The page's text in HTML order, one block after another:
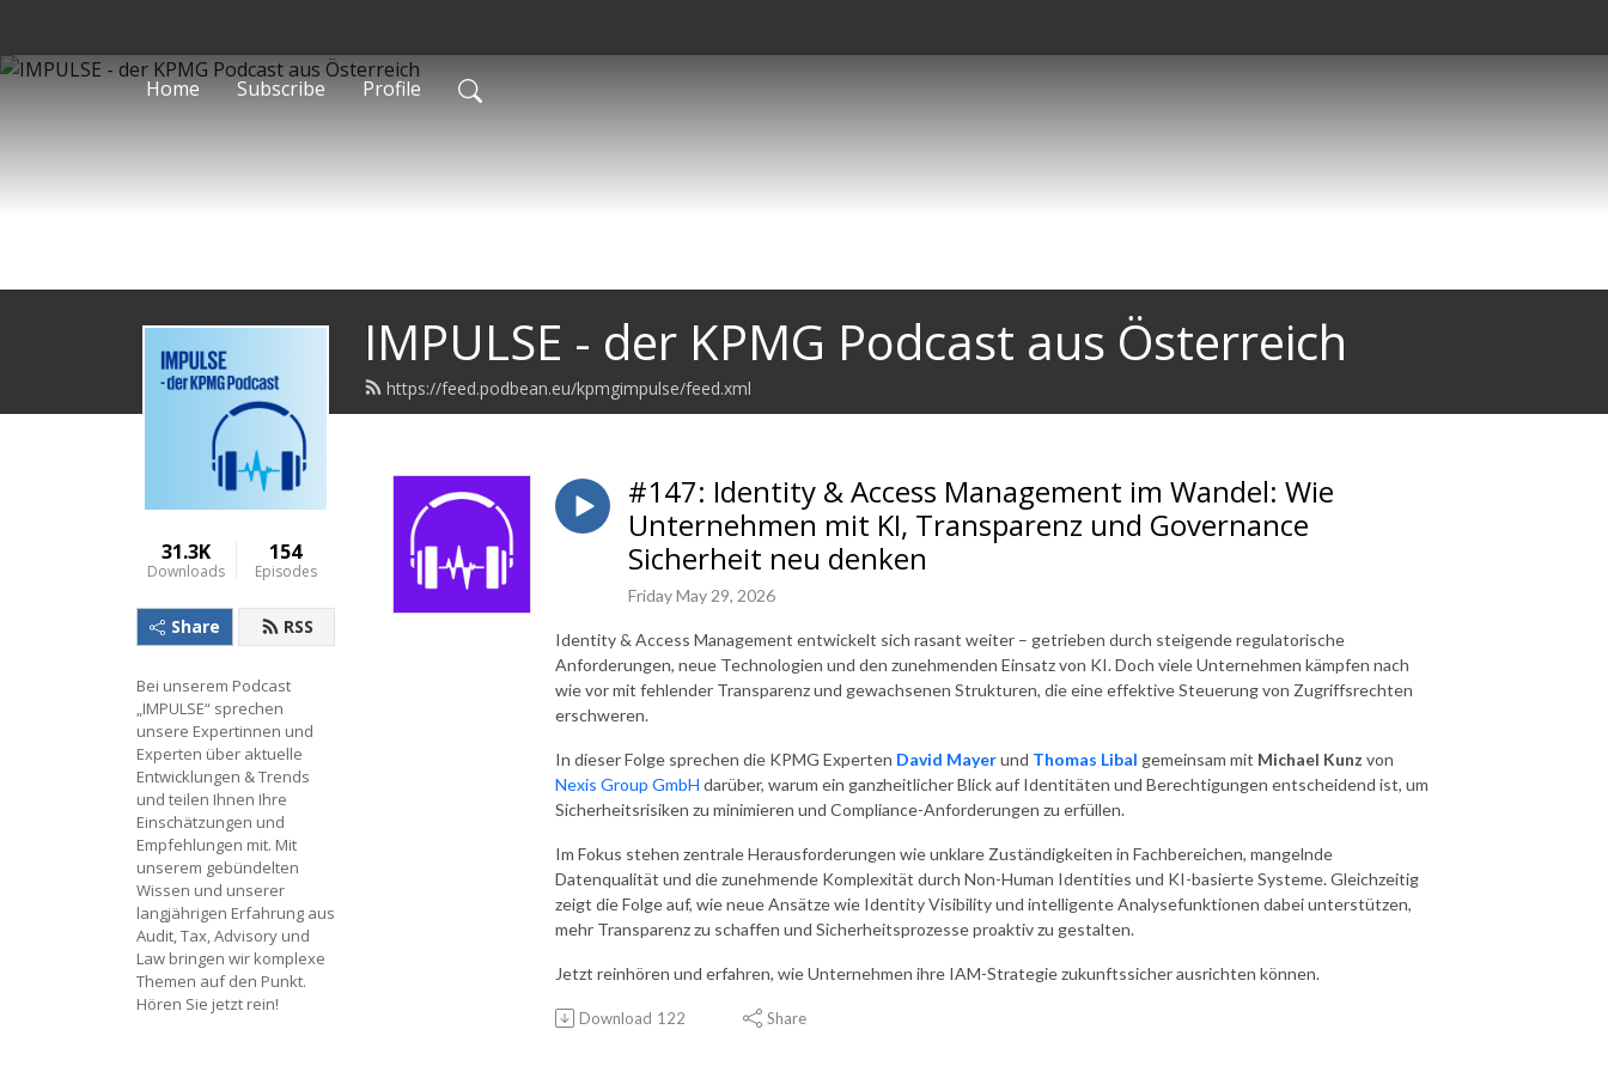
Home Subscribe Profile
IMPULSE - der KPMG Podcast aus Österreich
https://feed.podbean.eu/kpmgimpulse/feed.xml
31.3K
Downloads
154
Episodes
Share RSS
Bei unserem Podcast
„IMPULSE“ sprechen
unsere Expertinnen und
Experten über aktuelle
Entwicklungen & Trends
und teilen Ihnen Ihre
Einschätzungen und
Empfehlungen mit. Mit
unserem gebündelten
Wissen und unserer
langjährigen Erfahrung aus
Audit, Tax, Advisory und
Law bringen wir komplexe
Themen auf den Punkt.
Hören Sie jetzt rein!
#147: Identity & Access Management im Wandel: Wie
Unternehmen mit KI, Transparenz und Governance
Sicherheit neu denken
Friday May 29, 2026
Identity & Access Management entwickelt sich rasant weiter – getrieben durch steigende regulatorische
Anforderungen, neue Technologien und den zunehmenden Einsatz von KI. Doch viele Unternehmen kämpfen nach
wie vor mit fehlender Transparenz und gewachsenen Strukturen, die eine effektive Steuerung von Zugriffsrechten
erschweren.
In dieser Folge sprechen die KPMG Experten David Mayerund Thomas Libal gemeinsam mit Michael Kunz von
Nexis Group GmbH darüber, warum ein ganzheitlicher Blick auf Identitäten und Berechtigungen entscheidend ist, um
Sicherheitsrisiken zu minimieren und Compliance-Anforderungen zu erfüllen.
Im Fokus stehen zentrale Herausforderungen wie unklare Zuständigkeiten in Fachbereichen, mangelnde
Datenqualität und die zunehmende Komplexität durch Non-Human Identities und KI-basierte Systeme. Gleichzeitig
zeigt die Folge auf, wie neue Ansätze wie Identity Visibility und intelligente Analysefunktionen dabei unterstützen,
mehr Transparenz zu schaffen und Sicherheitsprozesse proaktiv zu gestalten.
Jetzt reinhören und erfahren, wie Unternehmen ihre IAM-Strategie zukunftssicher ausrichten können.
Download 122 Share